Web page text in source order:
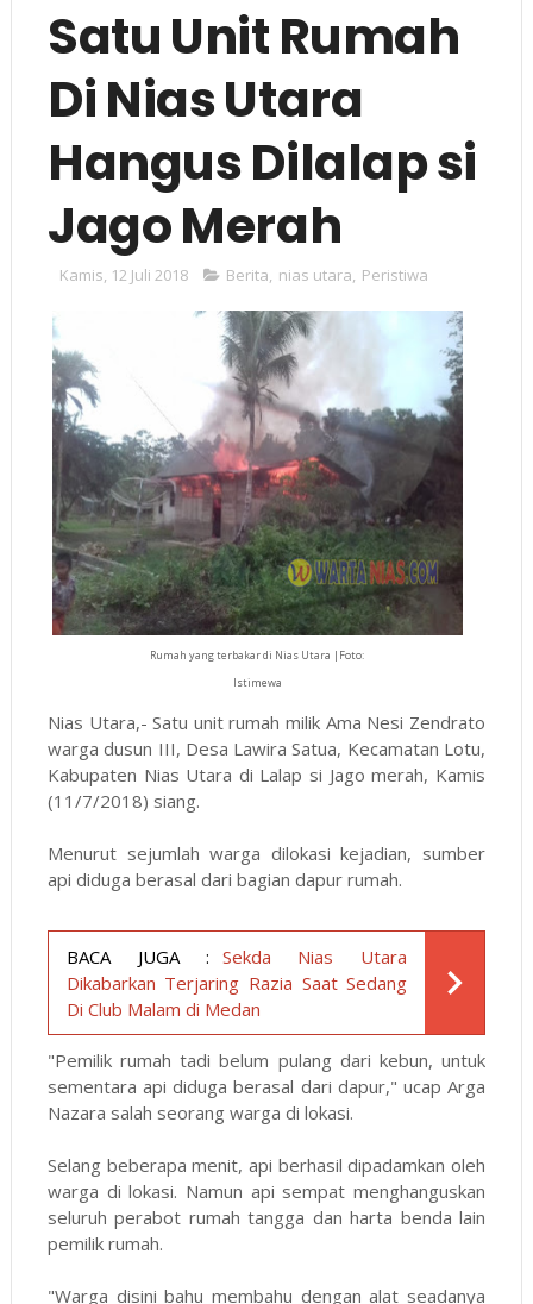
Satu Unit Rumah
Di Nias Utara
Hangus Dilalap si
Jago Merah
Kamis, 12 Juli 2018 Berita, nias utara, Peristiwa
Rumah yang terbakar di Nias Utara |Foto:
Istimewa
Nias Utara,- Satu unit rumah milik Ama Nesi Zendrato
warga dusun III, Desa Lawira Satua, Kecamatan Lotu,
Kabupaten Nias Utara di Lalap si Jago merah, Kamis
(11/7/2018) siang.
Menurut sejumlah warga dilokasi kejadian, sumber
api diduga berasal dari bagian dapur rumah.
BACA JUGA : Sekda Nias Utara
Dikabarkan Terjaring Razia Saat Sedang
Di Club Malam di Medan
"Pemilik rumah tadi belum pulang dari kebun, untuk
sementara api diduga berasal dari dapur," ucap Arga
Nazara salah seorang warga di lokasi.
Selang beberapa menit, api berhasil dipadamkan oleh
warga di lokasi. Namun api sempat menghanguskan
seluruh perabot rumah tangga dan harta benda lain
pemilik rumah.
"Warga disini bahu membahu dengan alat seadanya